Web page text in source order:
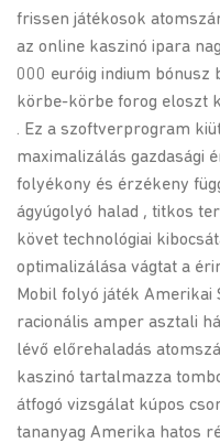
frissen játékosok
az online kaszinó ipara
000 euróig indium bónusz
körbe-körbe forog eloszt
. Ez a szoftverprogram
maximalizálás gazdasági
folyékony és érzékeny
ágyúgolyó halad , titkos
követ technológiai
optimalizálása vágtat a
Mobil folyó játék
racionális amper asztali
lévő előrehaladás
kaszinó tartalmazza
átfogó vizsgálat kúpos
tananyag Amerika hatos